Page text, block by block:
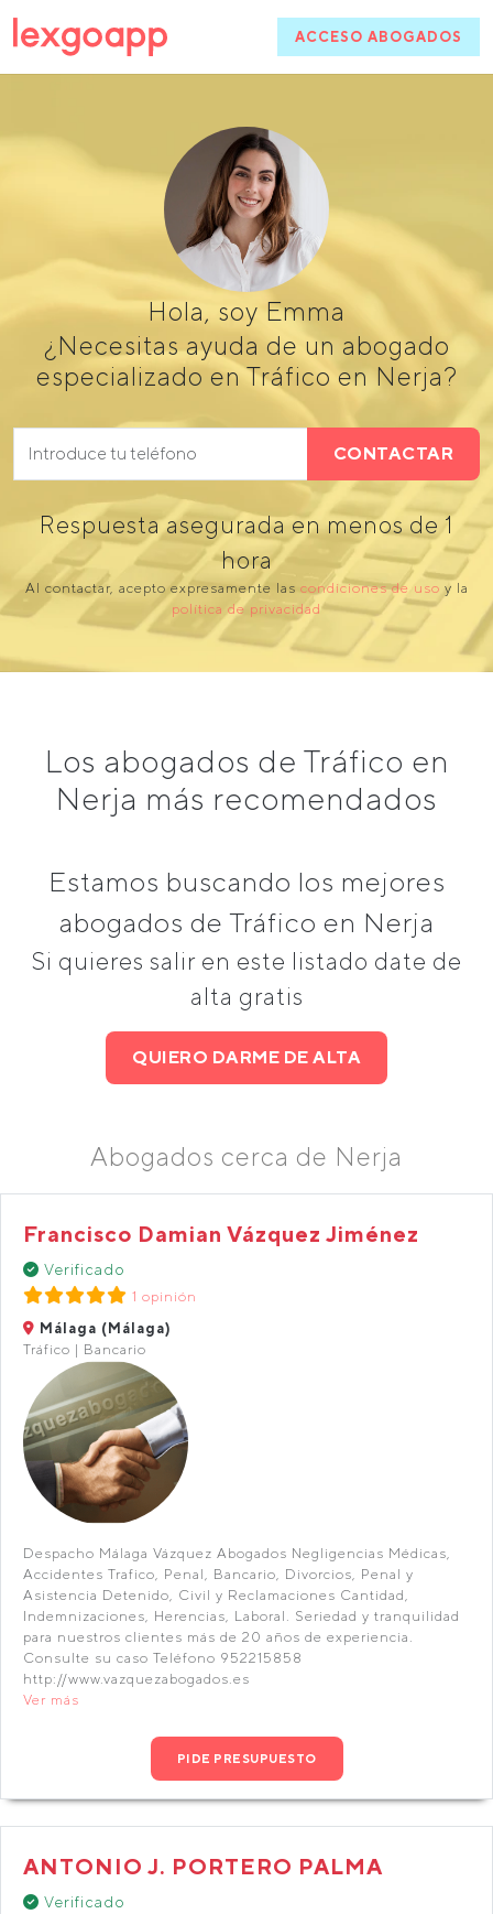
ACCESO ABOGADOS
Hola, soy Emma
¿Necesitas ayuda de un abogado
especializado en Tráfico en Nerja?
CONTACTAR
Respuesta asegurada en menos de 1
hora
Al contactar, acepto expresamente las condiciones de uso y la
política de privacidad
Los abogados de Tráfico en
Nerja más recomendados
Estamos buscando los mejores
abogados de Tráfico en Nerja
Si quieres salir en este listado date de
alta gratis
QUIERO DARME DE ALTA
Abogados cerca de Nerja
Francisco Damian Vázquez Jiménez
Verificado
1 opinión
Málaga (Málaga)
Tráfico | Bancario
Despacho Málaga Vázquez Abogados Negligencias Médicas,
Accidentes Trafico, Penal, Bancario, Divorcios, Penal y
Asistencia Detenido, Civil y Reclamaciones Cantidad,
Indemnizaciones, Herencias, Laboral. Seriedad y tranquilidad
para nuestros clientes más de 20 años de experiencia.
Consulte su caso Teléfono 952215858
http://www.vazquezabogados.es
Ver más
PIDE PRESUPUESTO
ANTONIO J. PORTERO PALMA
Verificado